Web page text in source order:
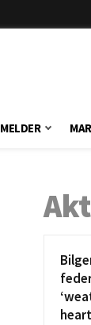
MELDER